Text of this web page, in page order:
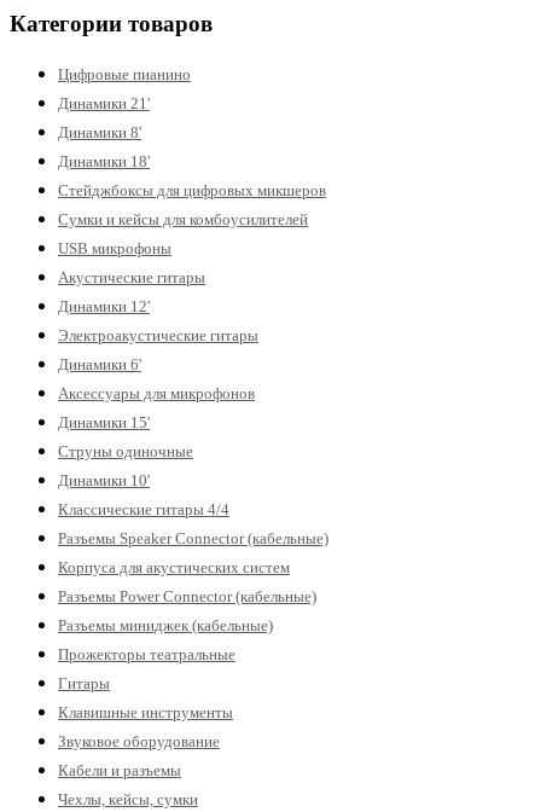
Категории товаров
Цифровые пианино
Динамики 21'
Динамики 8'
Динамики 18'
Стейджбоксы для цифровых микшеров
Сумки и кейсы для комбоусилителей
USB микрофоны
Акустические гитары
Динамики 12'
Электроакустические гитары
Динамики 6'
Аксессуары для микрофонов
Динамики 15'
Струны одиночные
Динамики 10'
Классические гитары 4/4
Разъемы Speaker Connector (кабельные)
Корпуса для акустических систем
Разъемы Power Connector (кабельные)
Разъемы миниджек (кабельные)
Прожекторы театральные
Гитары
Клавишные инструменты
Звуковое оборудование
Кабели и разъемы
Чехлы, кейсы, сумки